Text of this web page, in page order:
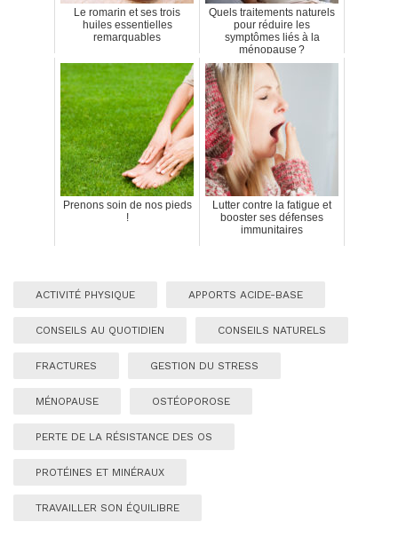
Le romarin et ses trois
huiles essentielles
remarquables
Quels traitements naturels
pour réduire les
symptômes liés à la
ménopause ?
Prenons soin de nos pieds
!
Lutter contre la fatigue et
booster ses défenses
immunitaires
ACTIVITÉ PHYSIQUE APPORTS ACIDE-BASE
CONSEILS AU QUOTIDIEN CONSEILS NATURELS
FRACTURES GESTION DU STRESS
MÉNOPAUSE OSTÉOPOROSE
PERTE DE LA RÉSISTANCE DES OS
PROTÉINES ET MINÉRAUX
TRAVAILLER SON ÉQUILIBRE